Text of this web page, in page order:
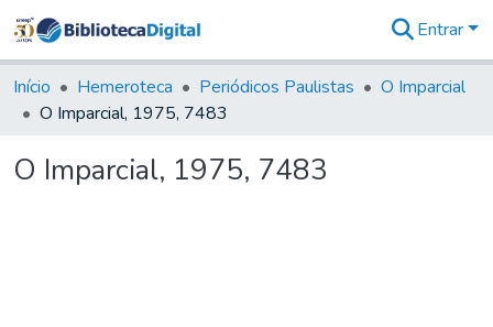
&
Coleções
Tudo na
Digital
Entrar
Início Hemeroteca Periódicos Paulistas
O Imparcial
O Imparcial, 1975, 7483
O Imparcial, 1975, 7483